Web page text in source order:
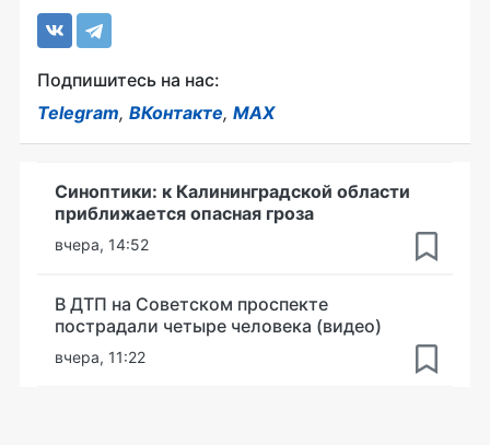
Подпишитесь на нас:
Telegram, ВКонтакте, MAX
Синоптики: к Калининградской области
приближается опасная гроза
вчера, 14:52
В ДТП на Советском проспекте
пострадали четыре человека (видео)
вчера, 11:22